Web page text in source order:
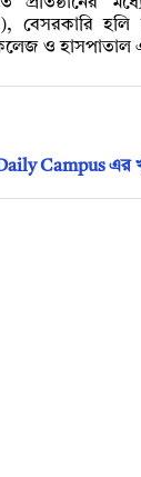
প্রতিষ্ঠানের
বেসরকারি
ও হাসপাতাল
Campus এর